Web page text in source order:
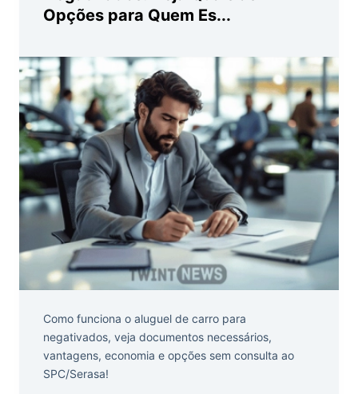
Opções para Quem Es...
Como funciona o aluguel de carro para
negativados, veja documentos necessários,
vantagens, economia e opções sem consulta ao
SPC/Serasa!